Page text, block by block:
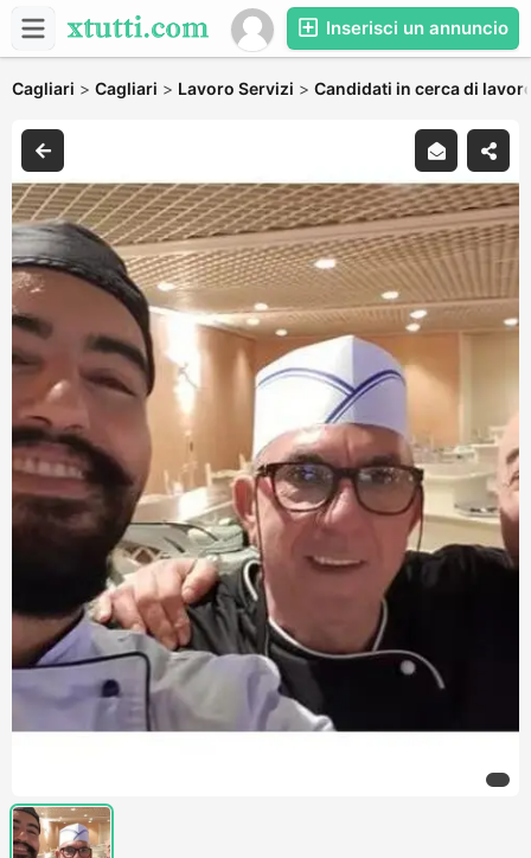
Inserisci un annuncio
Cagliari > Cagliari > Lavoro Servizi > Candidati in cerca di